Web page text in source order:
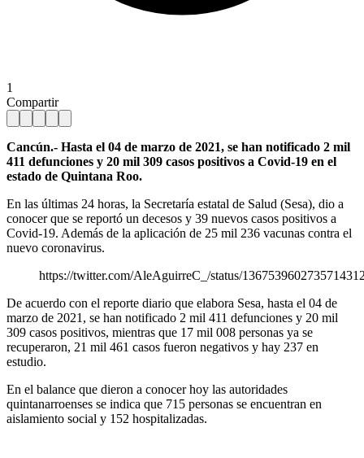
1
Compartir
Cancún.- Hasta el 04 de marzo de 2021, se han notificado 2 mil
411 defunciones y 20 mil 309 casos positivos a Covid-19 en el
estado de Quintana Roo.
En las últimas 24 horas, la Secretaría estatal de Salud (Sesa), dio a
conocer que se reportó un decesos y 39 nuevos casos positivos a
Covid-19. Además de la aplicación de 25 mil 236 vacunas contra el
nuevo coronavirus.
https://twitter.com/AleAguirreC_/status/
De acuerdo con el reporte diario que elabora Sesa, hasta el 04 de
marzo de 2021, se han notificado 2 mil 411 defunciones y 20 mil
309 casos positivos, mientras que 17 mil 008 personas ya se
recuperaron, 21 mil 461 casos fueron negativos y hay 237 en
estudio.
En el balance que dieron a conocer hoy las autoridades
quintanarroenses se indica que 715 personas se encuentran en
aislamiento social y 152 hospitalizadas.